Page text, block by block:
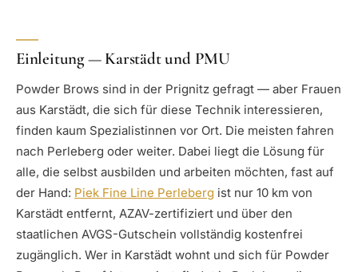
Einleitung — Karstädt und PMU
Powder Brows sind in der Prignitz gefragt — aber Frauen
aus Karstädt, die sich für diese Technik interessieren,
finden kaum Spezialistinnen vor Ort. Die meisten fahren
nach Perleberg oder weiter. Dabei liegt die Lösung für
alle, die selbst ausbilden und arbeiten möchten, fast auf
der Hand: Piek Fine Line Perleberg ist nur 10 km von
Karstädt entfernt, AZAV-zertifiziert und über den
staatlichen AVGS-Gutschein vollständig kostenfrei
zugänglich. Wer in Karstädt wohnt und sich für Powder